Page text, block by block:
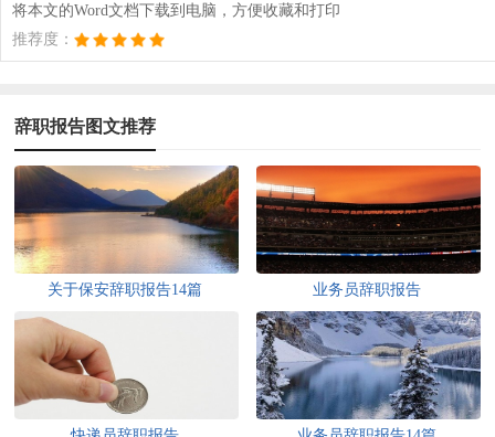
将本文的Word文档下载到电脑，方便收藏和打印
推荐度：
辞职报告图文推荐
关于保安辞职报告14篇 业务员辞职报告